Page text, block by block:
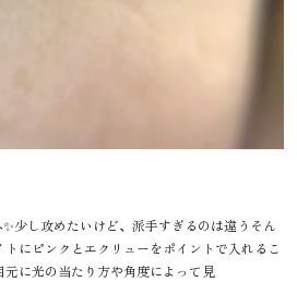
少し攻めたいけど、派手すぎるのは違うそん
にピンクとエクリューをポイントで入れるこ
に光の当たり方や角度によって見